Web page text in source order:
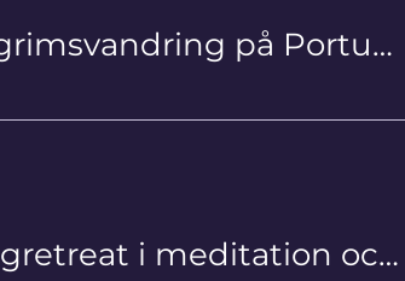
Livsstegen och pilgrimsvandring på Portuguese Camino Litoral 17/9-26/9
Silent Retreat – Dagretreat i meditation och tystnad